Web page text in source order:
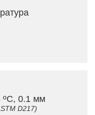
ºC, 0.1 мм
D217)